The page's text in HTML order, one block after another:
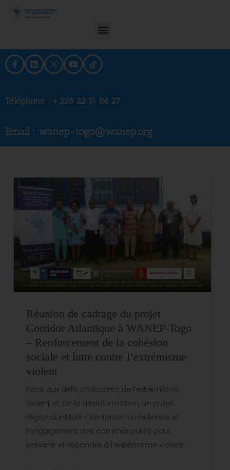
Téléphone : +228 22 51 84 27
Email : wanep-togo@wanep.org
Réunion de cadrage du projet
Corridor Atlantique à WANEP-Togo
– Renforcement de la cohésion
sociale et lutte contre l’extrémisme
violent
Face aux défis croissants de l’extrémisme
violent et de la désinformation, un projet
régional intitulé « Renforcer la résilience et
l’engagement des communautés pour
prévenir et répondre à l’extrémisme violent